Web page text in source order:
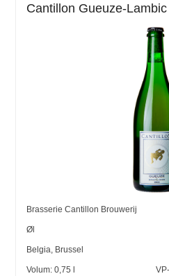
Cantillon Gueuze-Lambic
Brasserie Cantillon Brouwerij
Øl
Belgia, Brussel
Volum:0,75